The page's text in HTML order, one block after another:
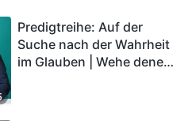
Predigtreihe: Auf der
Suche nach der Wahrheit
im Glauben | Wehe denen,